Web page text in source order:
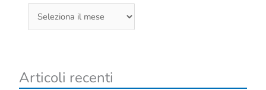
r
i
Articoli recenti